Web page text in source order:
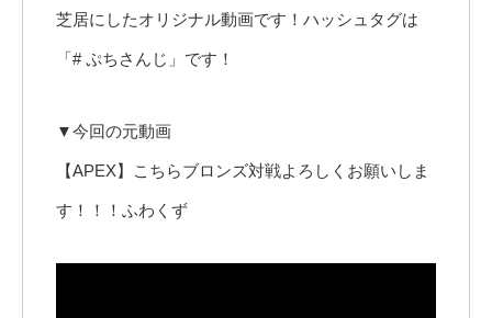
芝居にしたオリジナル動画です！ハッシュタグは
「# ぷちさんじ」です！
▼今回の元動画
【APEX】こちらブロンズ対戦よろしくお願いしま
す！！！ふわくず